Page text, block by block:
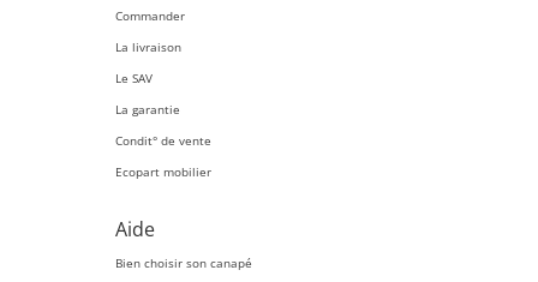
Commander
La livraison
Le SAV
La garantie
Condit° de vente
Ecopart mobilier
Aide
Bien choisir son canapé